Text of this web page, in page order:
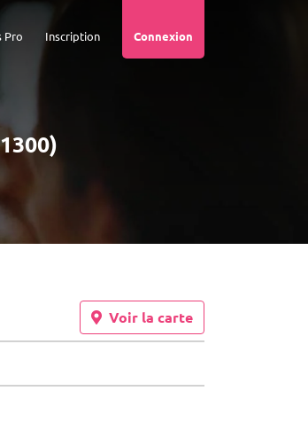
Connexion
Inscription
Pro
Voir la carte